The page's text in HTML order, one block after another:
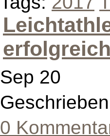
erfolgreich
Sep 20
0